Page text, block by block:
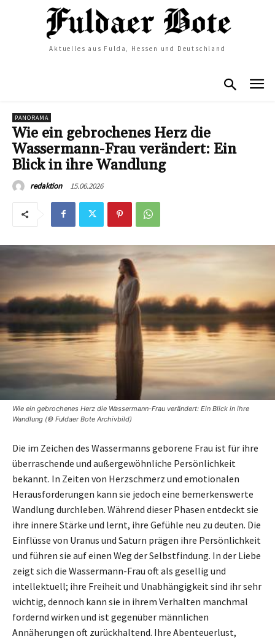
Aktuelles aus Fulda, Hessen und Deutschland
PANORAMA
Wie ein gebrochenes Herz die
Wassermann-Frau verändert: Ein
Blick in ihre Wandlung
redaktion 15.06.2026
Wie ein gebrochenes Herz die Wassermann-Frau verändert: Ein Blick in ihre
Wandlung (© Fuldaer Bote Archivbild)
Die im Zeichen des Wassermanns geborene Frau ist für ihre
überraschende und außergewöhnliche Persönlichkeit
bekannt. In Zeiten von Herzschmerz und emotionalen
Herausforderungen kann sie jedoch eine bemerkenswerte
Wandlung durchleben. Während dieser Phasen entdeckt sie
ihre innere Stärke und lernt, ihre Gefühle neu zu deuten. Die
Einflüsse von Uranus und Saturn prägen ihre Persönlichkeit
und führen sie auf einen Weg der Selbstfindung. In der Liebe
zeigt sich die Wassermann-Frau oft als gesellig und
intellektuell; ihre Freiheit und Unabhängigkeit sind ihr sehr
wichtig, dennoch kann sie in ihrem Verhalten manchmal
fordernd wirken und ist gegenüber männlichen
Annäherungen oft zurückhaltend. Ihre Abenteuerlust,